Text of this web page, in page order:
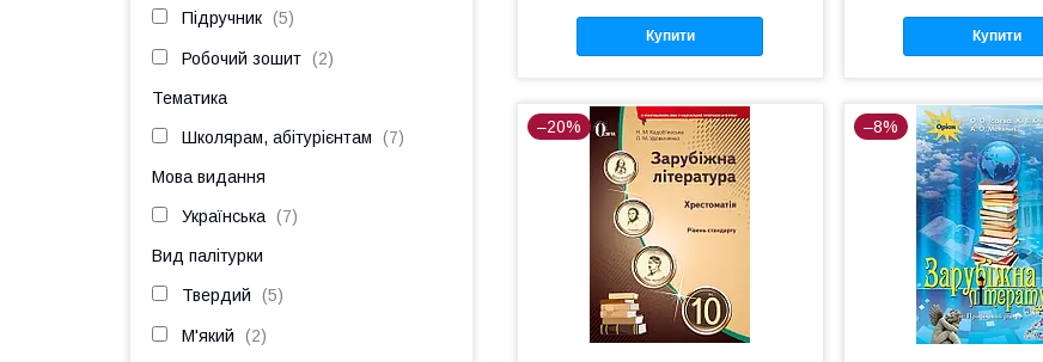
Купити Купити
–20% –8%
Підручник 5
Робочий зошит 2
Тематика
Школярам, абітурієнтам 7
Мова видання
Українська 7
Вид палітурки
Твердий 5
М'який 2